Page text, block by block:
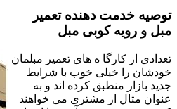
توصیه خدمت دهنده تعمیر
مبل و رویه کوبی مبل
تعدادی از کارگا ه های تعمیر مبلمان
خودشان را خیلی خوب با شرایط
جدید بازار منطبق کرده اند و به
عنوان مثال از مشتری می خواهند